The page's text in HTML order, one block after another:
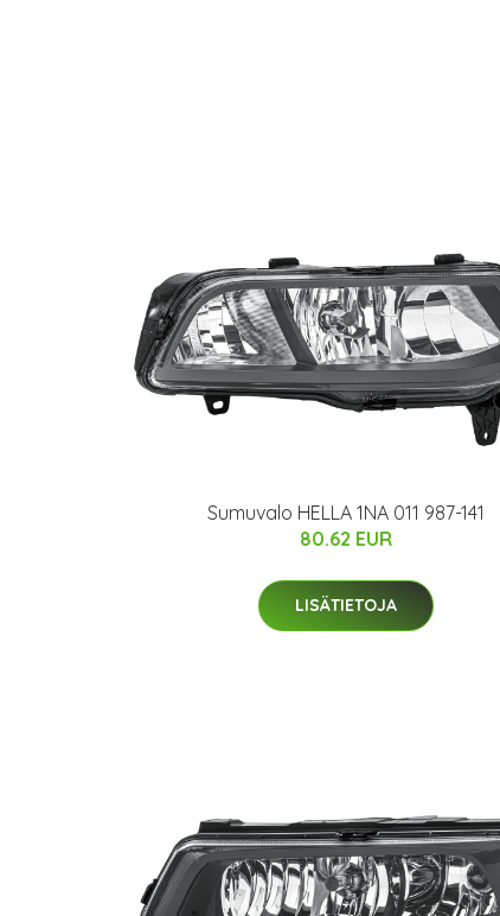
Sumuvalo HELLA 1NA 011 987-141
80.62 EUR
LISÄTIETOJA